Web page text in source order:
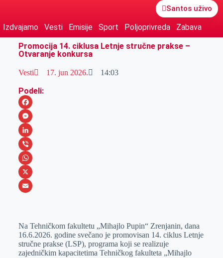
Santos uživo
Izdvajamo Vesti Emisije Sport Poljoprivreda
Zabava
Promocija 14. ciklusa Letnje stručne prakse –
Otvaranje konkursa
Vesti 17. jun 2026. 14:03
Podeli:
F
a
c
e
b
o
M
e
s
s
e
e
r
L
i
n
k
I
n
V
i
b
W
h
s
A
p
X
a
i
l
Na Tehničkom fakultetu „Mihajlo Pupin“ Zrenjanin, dana
16.6.2026. godine svečano je promovisan 14. ciklus Letnje
stručne prakse (LSP), programa koji se realizuje
zajedničkim kapacitetima Tehničkog fakulteta „Mihajlo